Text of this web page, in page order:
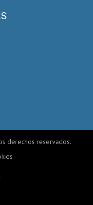
derechos reservados.